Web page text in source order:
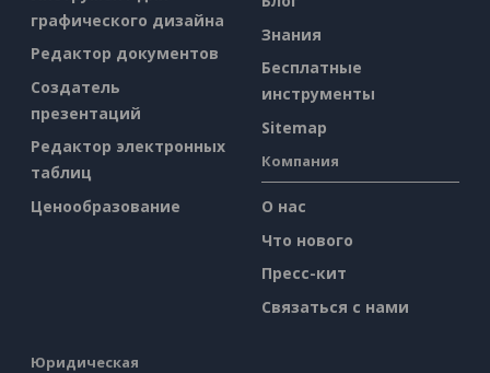
графического дизайна
Редактор документов
Создатель
презентаций
Редактор электронных
таблиц
Ценообразование
Знания
Бесплатные
инструменты
Sitemap
Компания
О нас
Что нового
Пресс-кит
Связаться с нами
Юридическая